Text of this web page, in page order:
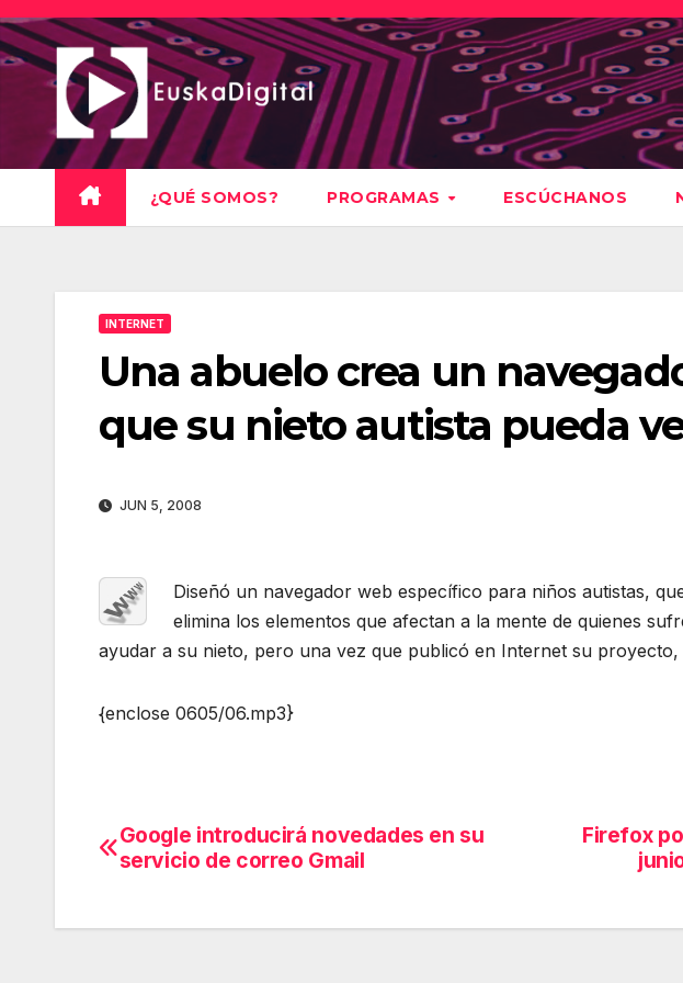
Saltar
al
contenido
¿QUÉ SOMOS? PROGRAMAS ESCÚCHANOS
INTERNET
Una abuelo crea un
que su nieto autista pueda
JUN 5, 2008
Diseñó un navegador web específico para niños autistas,
elimina los elementos que afectan a la mente de quienes
ayudar a su nieto, pero una vez que publicó en Internet su
{enclose 0605/06.mp3}
Navegación
entradas
Firefox
Google introducirá novedades en su
servicio de correo Gmail